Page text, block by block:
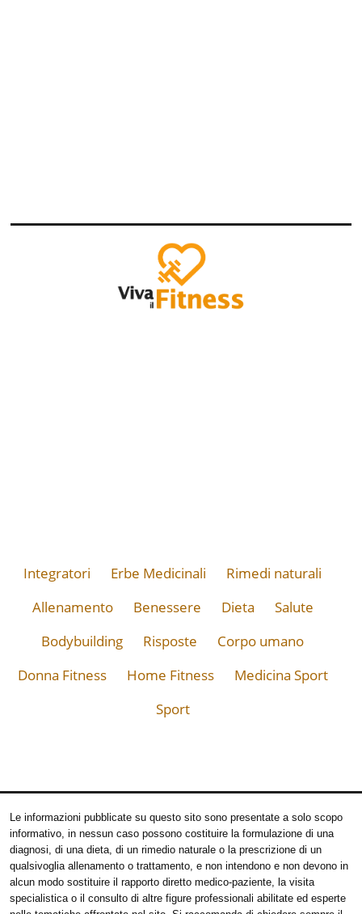
Integratori Erbe Medicinali
Rimedi naturali
Allenamento
Benessere Dieta
Salute
Bodybuilding
Risposte
Corpo umano
Donna Fitness
Home Fitness
Medicina Sport
Sport
Le informazioni pubblicate su questo sito sono presentate a solo scopo
informativo, in nessun caso possono costituire la formulazione di una
diagnosi, di una dieta, di un rimedio naturale o la prescrizione di un
qualsivoglia allenamento o trattamento, e non intendono e non devono in
alcun modo sostituire il rapporto diretto medico-paziente, la visita
specialistica o il consulto di altre figure professionali abilitate ed esperte